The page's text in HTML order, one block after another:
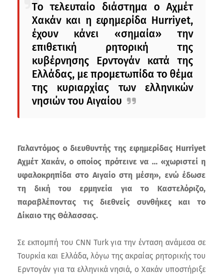
Tο τελευταίο διάστημα ο Αχμέτ
Χακάν και η εφημερίδα Hurriyet,
έχουν κάνει «σημαία» την
επιθετική ρητορική της
κυβέρνησης Ερντογάν κατά της
Ελλάδας, με προμετωπίδα το θέμα
της κυριαρχίας των ελληνικών
νησιών του Αιγαίου
Γαλαντόμος ο διευθυντής της εφημερίδας Hurriyet
Αχμέτ Χακάν, o οποίος πρότεινε να … «χωριστεί η
υφαλοκρηπίδα στο Αιγαίο στη μέση», ενώ έδωσε
τη δική του ερμηνεία για το Καστελόριζο,
παραβλέποντας τις διεθνείς συνθήκες και το
Δίκαιο της Θάλασσας.
Σε εκπομπή του CNN Turk για την ένταση ανάμεσα σε
Τουρκία και Ελλάδα, λόγω της ακραίας ρητορικής του
Ερντογάν για τα ελληνικά νησιά, ο Χακάν υποστήριξε